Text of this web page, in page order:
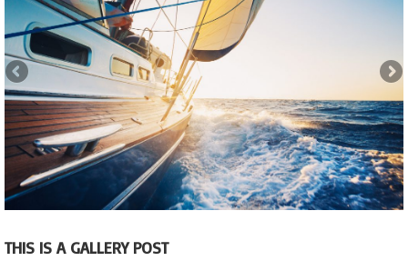
THIS IS A GALLERY POST